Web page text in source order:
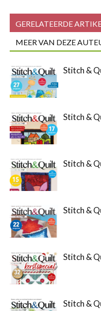
GERELATEERDE
MEER VAN DEZE
Stitch &
Stitch &
Stitch &
Stitch &
Stitch &
Stitch &